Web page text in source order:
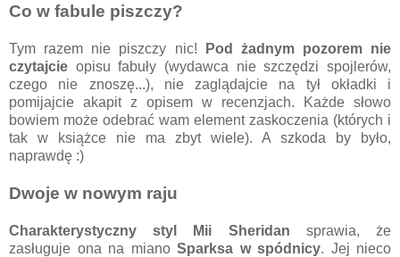
Co w fabule piszczy?
Tym razem nie piszczy nic!
Pod żadnym pozorem nie
czytajcie opisu fabuły (wydawca nie szczędzi spojlerów,
czego nie znoszę...), nie zaglądajcie na tył okładki i
pomijajcie akapit z opisem w recenzjach. Każde słowo
bowiem może odebrać wam element zaskoczenia (których i
tak w książce nie ma zbyt wiele). A szkoda by było,
naprawdę :)
Dwoje w nowym raju
Charakterystyczny styl Mii Sheridan sprawia, że
zasługuje ona na miano Sparksa w spódnicy. Jej nieco